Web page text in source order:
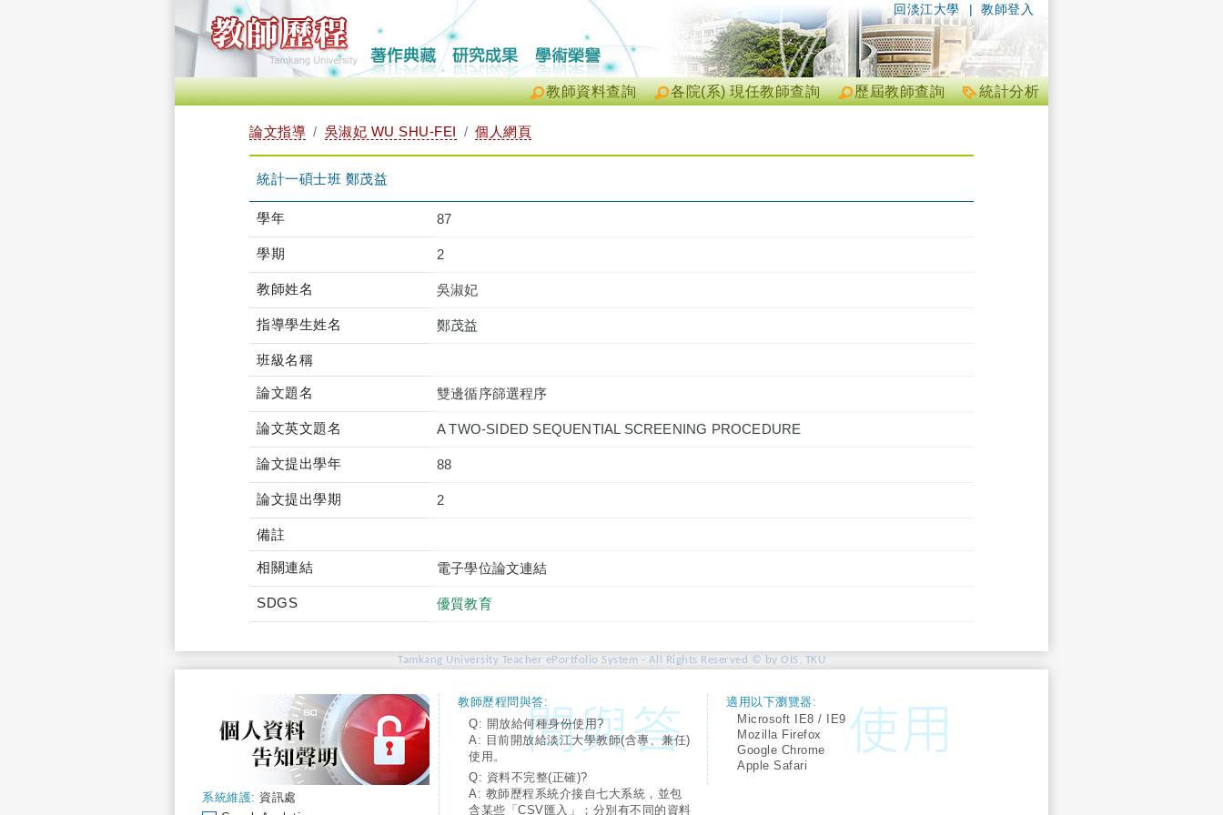
| 教師登入
回淡江大學
統計分析
歷屆教師查詢
各院(系) 現任教師查詢
教師資料查詢
論文指導 吳淑妃 WU SHU-FEI 個人網頁
統計一碩士班 鄭茂益
學年 87
學期 2
教師姓名 吳淑妃
指導學生姓名 鄭茂益
班級名稱
論文題名 雙邊循序篩選程序
論文英文題名 A TWO-SIDED SEQUENTIAL SCREENING PROCEDURE
論文提出學年 88
論文提出學期 2
備註
相關連結 電子學位論文連結
SDGS 優質教育
Tamkang University Teacher ePortfolio System - All Rights Reserved © by OIS, TKU
系統維護: 資訊處
教師歷程問與答:
Q: 開放給何種身份使用?
A: 目前開放給淡江大學教師(含專、兼任)
使用。
Q: 資料不完整(正確)?
A: 教師歷程系統介接自七大系統，並包
含某些「CSV匯入」；分別有不同的資料
適用以下瀏覽器:
Microsoft IE8 / IE9
Mozilla Firefox
Google Chrome
Apple Safari